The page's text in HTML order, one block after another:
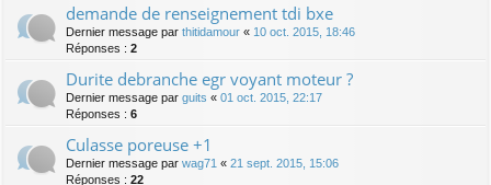
demande de renseignement tdi bxe
Dernier message par thitidamour « 10 oct. 2015, 18:46
Réponses : 2
Durite debranche egr voyant moteur ?
Dernier message par guits « 01 oct. 2015, 22:17
Réponses : 6
Culasse poreuse +1
Dernier message par wag71 « 21 sept. 2015, 15:06
Réponses : 22